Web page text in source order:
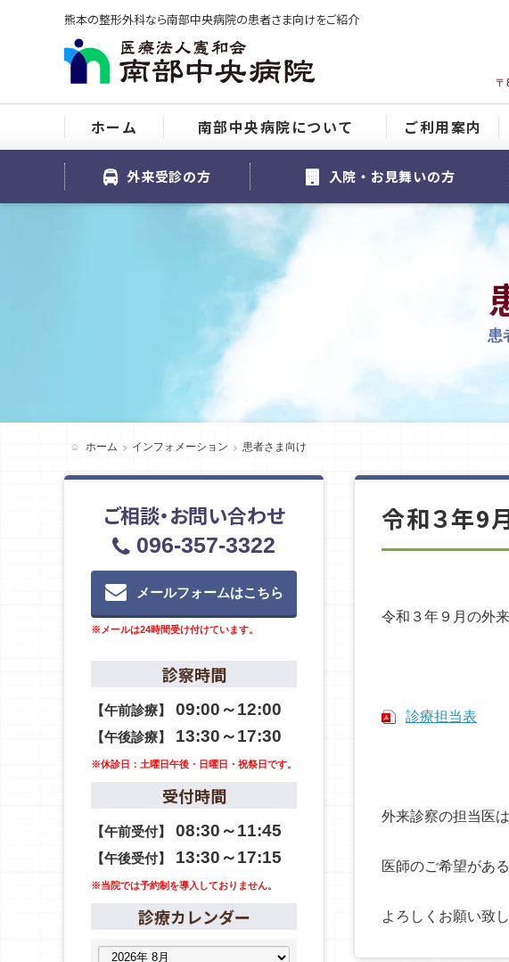
熊本の整形外科なら南部中央病院の患者さま向けをご紹介
〒
ホーム 南部中央病院について ご利用案内
外来受診の方 入院・お見舞いの方
患
ホーム インフォメーション 患者さま向け
令和３年9
令和３年９月の外
診療担当表
外来診察の担当医
医師のご希望があ
よろしくお願い致し
ご相談・お問い合わせ
096-357-3322
メールフォームはこちら
※メールは24時間受け付けています。
診察時間
【午前診療】 09:00～12:00
【午後診療】 13:30～17:30
※休診日：土曜日午後・日曜日・祝祭日です。
受付時間
【午前受付】 08:30～11:45
【午後受付】 13:30～17:15
※当院では予約制を導入しておりません。
診療カレンダー